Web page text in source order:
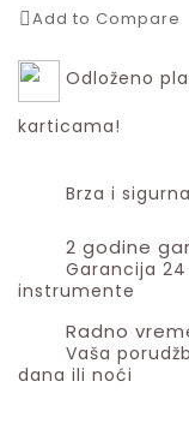
Add to Compare
Odloženo
karticama!
Brza i
2 godine
Garancija
instrumente
Radno
Vaša
dana ili noći